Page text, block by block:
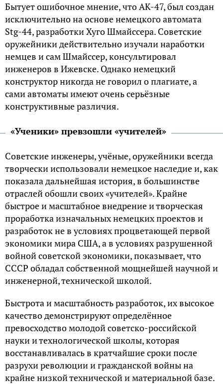
Бытует ошибочное мнение, что АК-47, был создан
исключительно на основе немецкого автомата
Stg-44, разработки Хуго Шмайссера. Советские
оружейники действительно изучали наработки
немцев и сам Шмайссер, консультировал
инженеров в Ижевске. Однако немецкий
конструктор никогда не говорил о плагиате, а
сами автоматы имеют очень серьёзные
конструктивные различия.
«Ученики» превзошли «учителей»
Советские инженеры, учёные, оружейники всегда
творчески использовали немецкое наследие и, как
показала дальнейшая история, в большинстве
отраслей обошли своих «учителей». Крайне
быстрое и масштабное внедрение и творческая
проработка изначальных немецких проектов и
разработок не в условиях процветающей первой
экономики мира США, а в условиях разрушенной
войной советской экономики, показывает, что
СССР обладал собственной мощнейшей научной и
инженерной, технической школой.
Быстрота и масштабность разработок, их высокое
качество демонстрируют определённое
превосходство молодой советско-российской
науки и технологической школы, которая
восстанавливалась в кратчайшие сроки после
разрухи революции и гражданской войны на
крайне низкой технической и материальной базе.